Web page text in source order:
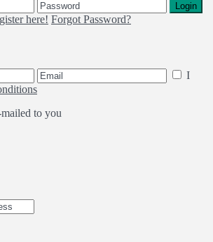
Login
here! Forgot Password?
I
to you